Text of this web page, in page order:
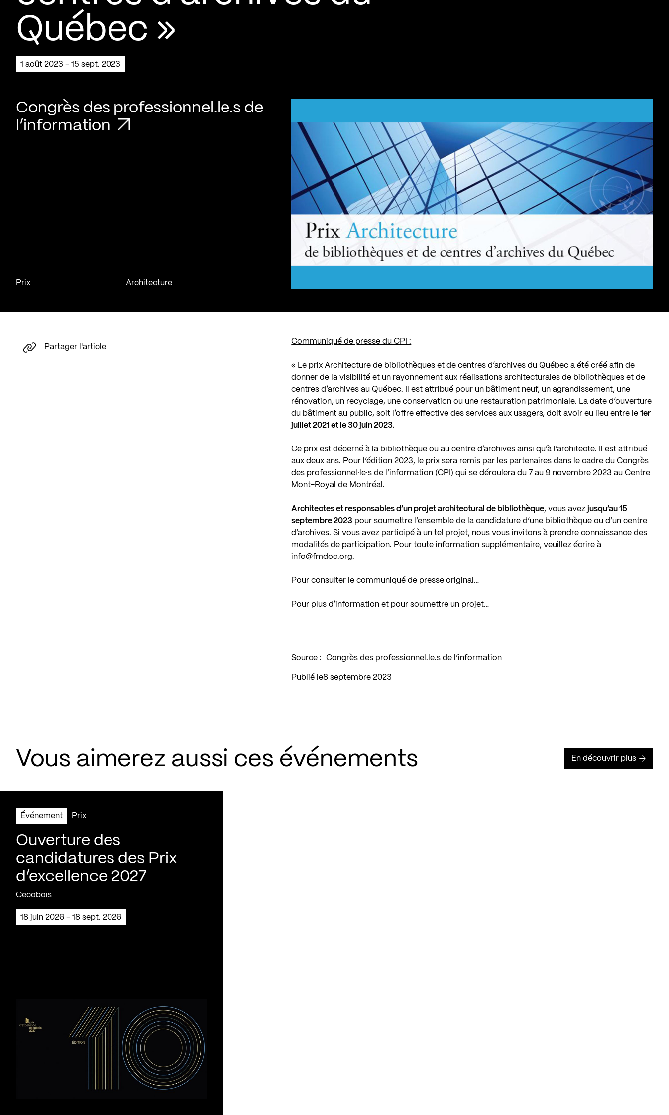
Québec »
1 août 2023 - 15 sept. 2023
Congrès des professionnel.le.s de
l’information
Prix Architecture
Communiqué de presse du CPI :
« Le prix Architecture de bibliothèques et de centres d’archives du Québec a été créé afin de
donner de la visibilité et un rayonnement aux réalisations architecturales de bibliothèques et de
centres d’archives au Québec. Il est attribué pour un bâtiment neuf, un agrandissement, une
rénovation, un recyclage, une conservation ou une restauration patrimoniale. La date d’ouverture
du bâtiment au public, soit l’offre effective des services aux usagers, doit avoir eu lieu entre le1er
juillet 2021 et le 30 juin 2023.
Ce prix est décerné à la bibliothèque ou au centre d’archives ainsi qu’à l’architecte. Il est attribué
aux deux ans. Pour l’édition 2023, le prix sera remis par les partenaires dans le cadre du Congrès
des professionnel·le·s de l’information (CPI) qui se déroulera du 7 au 9 novembre 2023 au Centre
Mont-Royal de Montréal.
Architectes et responsables d’un projet architectural de bibliothèque, vous avezjusqu’au 15
septembre 2023 pour soumettre l’ensemble de la candidature d’une bibliothèque ou d’un centre
d’archives. Si vous avez participé à un tel projet, nous vous invitons à prendre connaissance des
modalités de participation. Pour toute information supplémentaire, veuillez écrire à
info@fmdoc.org.
Pour consulter le communiqué de presse original…
Pour plus d’information et pour soumettre un projet…
Source : Congrès des professionnel.le.s de l’information
Publié le 8 septembre 2023
Partager l'article
Vous aimerez aussi ces événements En découvrir plus
Événement Prix
Ouverture des
candidatures des Prix
d’excellence 2027
Cecobois
18 juin 2026 - 18 sept. 2026